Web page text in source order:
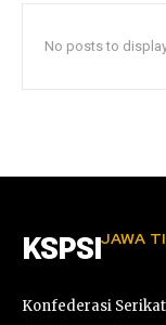
No posts to
KSPSI JAWA
Konfederasi